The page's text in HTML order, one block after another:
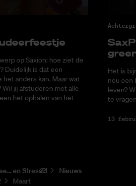
op Saxion: hoe ziet de
Duidelijk is dat een
anders kan. Maar wat
jij afstuderen met alle
het ophalen van het
Het is
nou een
leven?
te
13
en Stress?!
Nieuws
Maart